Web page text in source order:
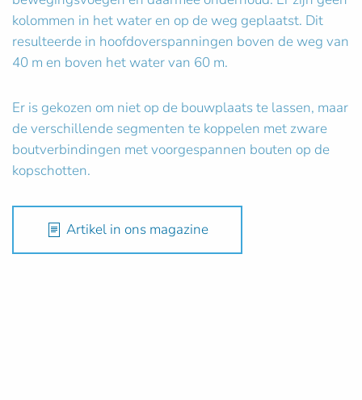
kolommen in het water en op de weg geplaatst. Dit
resulteerde in hoofdoverspanningen boven de weg van
40 m en boven het water van 60 m.
Er is gekozen om niet op de bouwplaats te lassen, maar
de verschillende segmenten te koppelen met zware
boutverbindingen met voorgespannen bouten op de
kopschotten.
Artikel in ons magazine